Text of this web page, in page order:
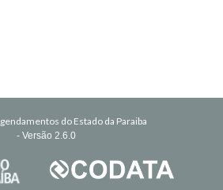
do Estado da Paraiba
- Versão 2.6.0